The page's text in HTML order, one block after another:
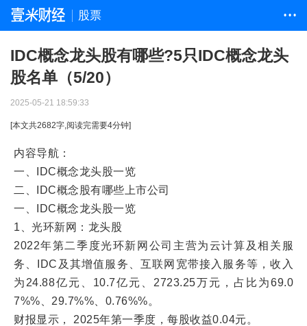
股票 • • •
IDC概念龙头股有哪些?5只IDC概念龙头
股名单（5/20）
2025-05-21 18:59:33
[本文共2682字,阅读完需要4分钟]
内容导航：
一、IDC概念龙头股一览
二、IDC概念股有哪些上市公司
一、IDC概念龙头股一览
1、光环新网：龙头股
2022年第二季度光环新网公司主营为云计算及相关服
务、IDC及其增值服务、互联网宽带接入服务等，收入
为24.88亿元、10.7亿元、2723.25万元，占比为69.0
7%%、29.7%%、0.76%%。
财报显示， 2025年第一季度，每股收益0.04元。